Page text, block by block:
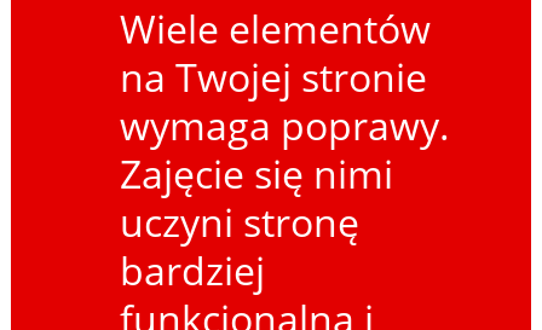
Wiele elementów
na Twojej stronie
wymaga poprawy.
Zajęcie się nimi
uczyni stronę
bardziej
funkcjonalną i